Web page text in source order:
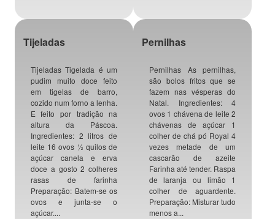
Tijeladas
Tijeladas Tigelada é um
pudim muito doce feito
em tigelas de barro,
cozido num forno a lenha.
E feito por tradição na
altura da Páscoa.
Ingredientes: 2 litros de
leite 16 ovos ½ quilos de
açúcar canela e erva
doce a gosto 2 colheres
rasas de farinha
Preparação: Batem-se os
ovos e junta-se o
açúcar....
Pernilhas
Pernilhas As pernilhas,
são bolos fritos que se
fazem nas vésperas do
Natal. Ingredientes: 4
ovos 1 chávena de leite 2
chávenas de açúcar 1
colher de chá pó Royal 4
vezes metade de um
cascarão de azeite
Farinha até tender. Raspa
de laranja ou limão 1
colher de aguardente.
Preparação: Misturar tudo
menos a...